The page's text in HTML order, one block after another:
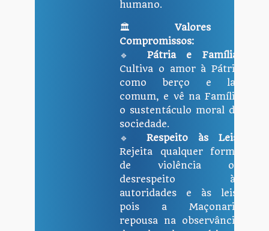
humano.
🏛 Valores e
Compromissos:
🔹 Pátria e Família:
Cultiva o amor à Pátria
como berço e lar
comum, e vê na Família
o sustentáculo moral da
sociedade.
🔹 Respeito às Leis:
Rejeita qualquer forma
de violência ou
desrespeito às
autoridades e às leis,
pois a Maçonaria
repousa na observância